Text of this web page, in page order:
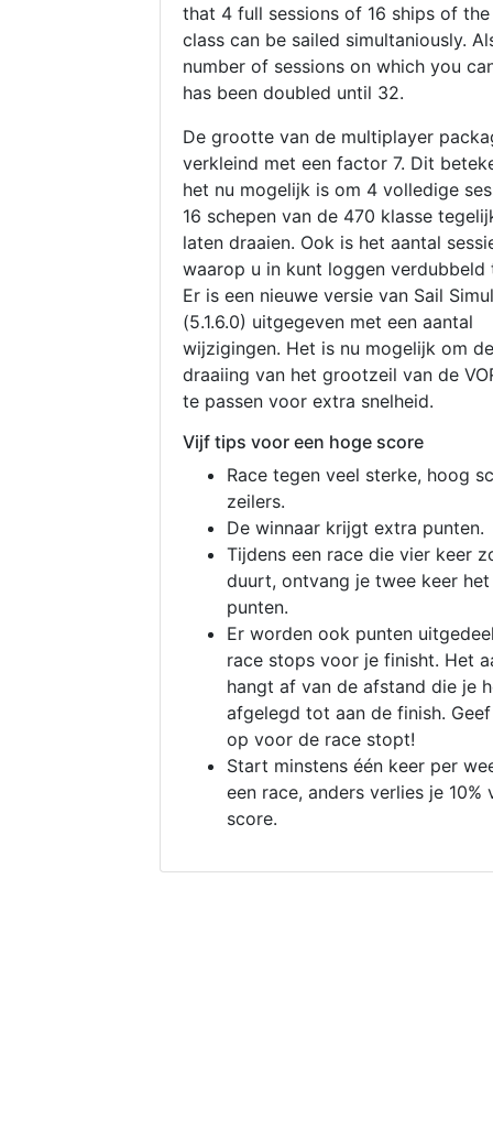
that 4 full sessions of 16 ships of
class can be sailed simultaniously.
number of sessions on which you
has been doubled until 32.
De grootte van de multiplayer
verkleind met een factor 7. Dit
het nu mogelijk is om 4 volledige
16 schepen van de 470 klasse
laten draaien. Ook is het aantal
waarop u in kunt loggen verdubbeld
Er is een nieuwe versie van Sail
(5.1.6.0) uitgegeven met een aantal
wijzigingen. Het is nu mogelijk om de
draaiing van het grootzeil van de
te passen voor extra snelheid.
Vijf tips voor een hoge score
Race tegen veel sterke, hoog
zeilers.
De winnaar krijgt extra punten.
Tijdens een race die vier keer
duurt, ontvang je twee keer
punten.
Er worden ook punten
race stops voor je finisht. Het
hangt af van de afstand die je
afgelegd tot aan de finish.
op voor de race stopt!
Start minstens één keer per
een race, anders verlies je 10%
score.